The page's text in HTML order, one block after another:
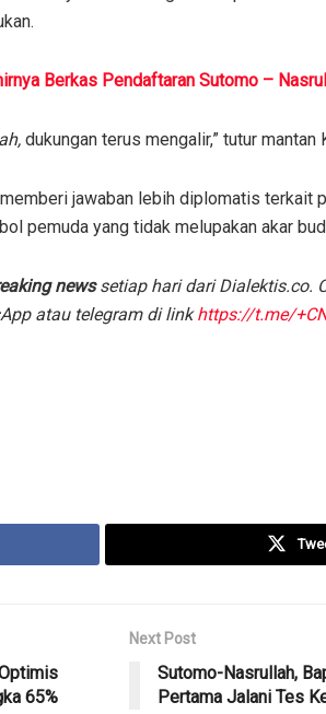
Berkas Pendaftaran Sutomo –
dukungan terus mengalir,” tutur
jawaban lebih diplomatis terkait
pemuda yang tidak melupakan akar
newssetiap hari dari Dialektis.co.
atau telegram di linkhttps://t.me/
65%
Next Post
Sutomo-Nasrullah,
Pertama Jalani Tes